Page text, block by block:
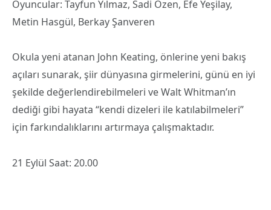
Oyuncular: Tayfun Yılmaz, Sadi Özen, Efe Yeşilay,
Metin Hasgül, Berkay Şanveren
Okula yeni atanan John Keating, önlerine yeni bakış
açıları sunarak, şiir dünyasına girmelerini, günü en iyi
şekilde değerlendirebilmeleri ve Walt Whitman’ın
dediği gibi hayata “kendi dizeleri ile katılabilmeleri”
için farkındalıklarını artırmaya çalışmaktadır.
21 Eylül Saat: 20.00